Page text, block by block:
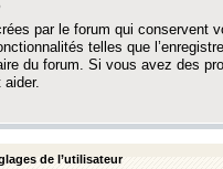
par le forum qui conservent
telles que
du forum. Si vous avez des
de l’utilisateur